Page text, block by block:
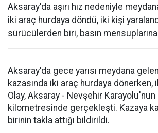
Aksaray'da aşırı hız nedeniyle
iki araç hurdaya döndü, iki kişi
sürücülerden biri, basın
Aksaray'da gece yarısı meydana
kazasında iki araç hurdaya dönerken,
Olay, Aksaray - Nevşehir Karayolu'nun
kilometresinde gerçekleşti. Kazaya
birinin takla attığı bildirildi.